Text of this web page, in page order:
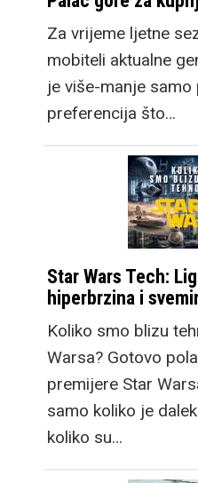
Za vrijeme ljetne
mobiteli aktualne
je više-manje samo
preferencija što…
Star Wars Tech:
hiperbrzina i
Koliko smo blizu
Warsa? Gotovo
premijere Star
samo koliko je
koliko su…